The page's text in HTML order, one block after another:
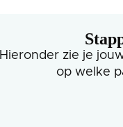
Hieronder zie je
op welke